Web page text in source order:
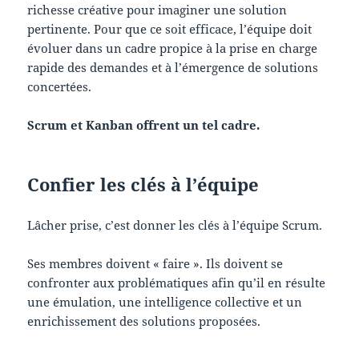
richesse créative pour imaginer une solution
pertinente. Pour que ce soit efficace, l’équipe doit
évoluer dans un cadre propice à la prise en charge
rapide des demandes et à l’émergence de solutions
concertées.
Scrum et Kanban offrent un tel cadre.
Confier les clés à l’équipe
Lâcher prise, c’est donner les clés à l’équipe Scrum.
Ses membres doivent « faire ». Ils doivent se
confronter aux problématiques afin qu’il en résulte
une émulation, une intelligence collective et un
enrichissement des solutions proposées.